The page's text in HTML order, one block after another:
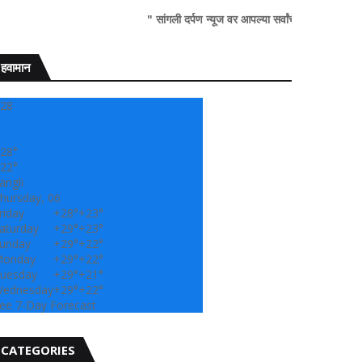
" सांगली दर्पण न्यूज वर आपल्या सर्वांचे सहर्ष स्वागत..!"
हवामान
28
28°
22°
06
+28°+23°
+29°+23°
+29°+22°
+29°+22°
+29°+21°
+29°+22°
7-Day Forecast
CATEGORIES